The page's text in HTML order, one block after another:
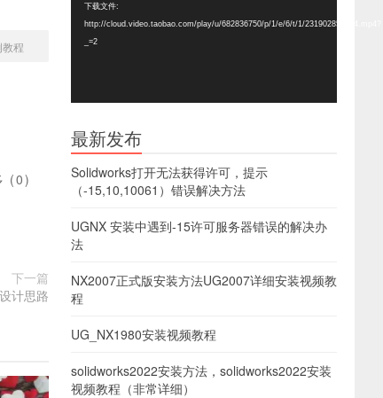
程
(0)
下一篇
计思路
下载文件:
http://cloud.video.taobao.com/play/u/682836750/p/1/e/6/t/1/231902857024.mp4?
_=2
最新发布
Solidworks打开无法获得许可，提示
（-15,10,10061）错误解决方法
UGNX 安装中遇到-15许可服务器错误的解决办
法
NX2007正式版安装方法UG2007详细安装视频教
程
UG_NX1980安装视频教程
solidworks2022安装方法，solidworks2022安装
视频教程（非常详细）